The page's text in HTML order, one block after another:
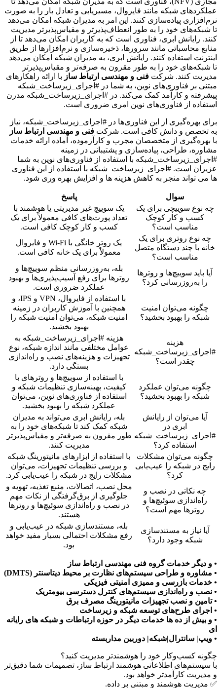
عملکردهای شبکه مانند فایروال، مسیریابی و تعادل بار را به صورت
نرم‌افزاری پیاده‌سازی کنند. این امر به مدیران شبکه امکان می‌دهد
تا شبکه‌های خود را به طور انعطاف‌پذیرتر و مقیاس‌پذیرتر مدیریت
کنند. رایانش ابری، فناوری است که به کاربران امکان می‌دهد تا از
منابع محاسباتی مانند سرورها، ذخیره‌سازی و نرم‌افزارها از طریق
اینترنت استفاده کنند. رایانش ابری، به مدیران شبکه امکان می‌دهد
تا شبکه‌های خود را به طور مقرون به صرفه‌تر و مقیاس‌پذیرتر
مدیریت کنند. شرکت فنی و مهندسی ارتباط ساز با ارائه راهکارهای
مبتنی بر فناوری‌های نوین، به شما در #اجرای_زیرساخت_شبکه
پیشرفته و کارآمد کمک می‌کند. در #اجرای_زیرساخت_شبکه مدرن
استفاده از فناوری‌های نوین امری ضروری است.
برای بهره‌گیری از این فناوری‌ها در #اجرای_زیرساخت_شبکه، نیاز
به تخصص و دانش کافی است. شرکت فنی و مهندسی ارتباط ساز
با بهره‌گیری از متخصصان مجرب و کارآزموده، آماده ارائه خدمات
مشاوره، طراحی، پیاده‌سازی و پشتیبانی در زمینه
#اجرای_زیرساخت_شبکه با استفاده از فناوری‌های نوین به شما
عزیزان است. #اجرای_زیرساخت_شبکه با استفاده از این فناوری
ها می تواند منجر به کاهش هزینه ها و افزایش بهره وری شود.
سوال
پاسخ
چه نوع سوییچی برای یک
کسب و کار کوچک
مناسب است؟
یک سوییچ غیر مدیریتی یا هوشمند با
تعداد پورت‌های کافی معمولاً برای یک
کسب و کار کوچک کافی است.
چه نوع روتری برای یک
خانه با چند دستگاه متصل
مناسب است؟
یک روتر خانگی با Wi-Fi و فایروال
معمولاً برای یک خانه کافی است.
آیا باید سوییچ‌ها و روترها
را به‌روزرسانی کرد؟
بله، به‌روزرسانی منظم سوییچ‌ها و
روترها برای رفع آسیب‌پذیری‌ها و بهبود
عملکرد ضروری است.
چگونه می‌توان امنیت
شبکه را بهبود بخشید؟
با استفاده از فایروال، VPN و IPS، و
همچنین با آموزش کاربران در زمینه
امنیت شبکه، می‌توان امنیت شبکه را
بهبود بخشید.
هزینه
#اجرای_زیرساخت_شبکه
چقدر است؟
هزینه #اجرای_زیرساخت_شبکه به
عوامل مختلفی مانند اندازه شبکه، نوع
تجهیزات و هزینه‌های نصب و راه‌اندازی
بستگی دارد.
چگونه می‌توان عملکرد
شبکه را بهبود بخشید؟
با استفاده از سوییچ‌ها و روترهای با
کیفیت، بهینه‌سازی تنظیمات شبکه و
استفاده از فناوری‌های نوین، می‌توان
عملکرد شبکه را بهبود بخشید.
آیا می‌توان از رایانش
ابری در
#اجرای_زیرساخت_شبکه
استفاده کرد؟
بله، رایانش ابری می‌تواند به مدیران
شبکه کمک کند تا شبکه‌های خود را به
طور مقرون به صرفه‌تر و مقیاس‌پذیرتر
مدیریت کنند.
چگونه می‌توان مشکلات
رایج در شبکه را عیب‌یابی
کرد؟
با استفاده از ابزارهای مانیتورینگ شبکه
و بررسی تنظیمات تجهیزات، می‌توان
مشکلات رایج در شبکه را عیب‌یابی کرد.
چه نکاتی در نصب و
راه‌اندازی سوئیچ‌ها و
روترها مهم است؟
محل نصب، اتصالات، منبع تغذیه، تهویه و
جلوگیری از برق‌گرفتگی از نکات مهم
در نصب و راه‌اندازی سوئیچ‌ها و روترها
هستند.
آیا نیاز به مستندسازی
شبکه وجود دارد؟
بله، مستندسازی شبکه در عیب‌یابی و
رفع مشکلات احتمالی بسیار مفید خواهد
بود.
• و دیگر خدمات گروه فنی مهندسی ارتباط ساز
• مشاوره و طراحی سیستم‌های نظارت بر محیط دیتاسنتر (DMTS)
• خدمات بازرسی و ممیزی امنیتی فیزیکی
• نصب و راه‌اندازی سیستم‌های کنترل دسترسی بیومتریک
• تامین و نصب تجهیزات مانیتورینگ مصرف برق
• اجرای طرح‌های توسعه شبکه و زیرساخت
• و بیش از ده ها خدمات دیگر در حوزه ارتباطات و شبکه های رایانه
ای
• ویپ| سانترال|شبکه| دوربین مداربسته
چگونه کسب‌وکار خود را هوشمندتر مدیریت کنید؟
با سیستم‌های اطلاعاتی هوشمند ارتباط ساز، تصمیمات شما دقیق‌تر
و مدیریت کارآمدتر خواهد بود.
✅ مدیریت هوشمند و مبتنی بر داده.